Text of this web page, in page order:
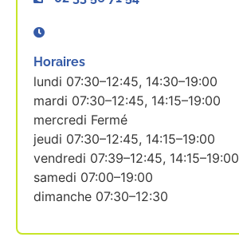
Horaires
lundi 07:30–12:45, 14:30–19:00
mardi 07:30–12:45, 14:15–19:00
mercredi Fermé
jeudi 07:30–12:45, 14:15–19:00
vendredi 07:39–12:45, 14:15–19:00
samedi 07:00–19:00
dimanche 07:30–12:30